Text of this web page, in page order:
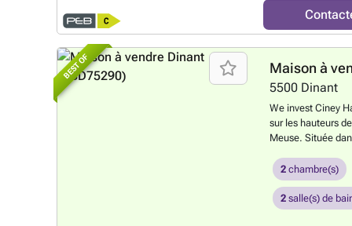
électrique est
Descriptif à titre
BEST OF Maison à
5500 Dinant
We invest Ciney
sur les hauteurs
Meuse. Située
opportunité pour
investisseurs à la
a été
complète. Un
2 chambre(s)
2 salle(s) de